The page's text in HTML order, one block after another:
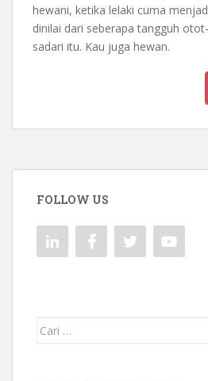
hewani, ketika lelaki cuma
dinilai dari seberapa tangguh
sadari itu. Kau juga hewan.
FOLLOW US
Mencari: